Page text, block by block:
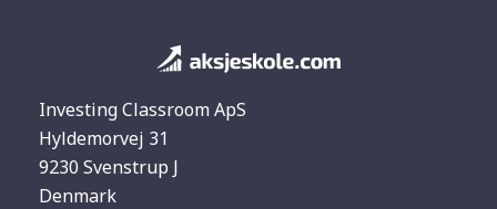
Investing Classroom ApS
Hyldemorvej 31
9230 Svenstrup J
Denmark